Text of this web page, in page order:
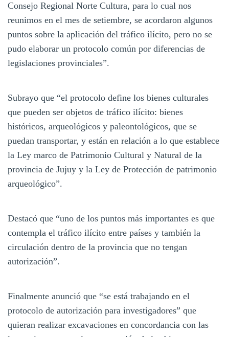
Consejo Regional Norte Cultura, para lo cual nos
reunimos en el mes de setiembre, se acordaron algunos
puntos sobre la aplicación del tráfico ilícito, pero no se
pudo elaborar un protocolo común por diferencias de
legislaciones provinciales”.
Subrayo que “el protocolo define los bienes culturales
que pueden ser objetos de tráfico ilícito: bienes
históricos, arqueológicos y paleontológicos, que se
puedan transportar, y están en relación a lo que establece
la Ley marco de Patrimonio Cultural y Natural de la
provincia de Jujuy y la Ley de Protección de patrimonio
arqueológico”.
Destacó que “uno de los puntos más importantes es que
contempla el tráfico ilícito entre países y también la
circulación dentro de la provincia que no tengan
autorización”.
Finalmente anunció que “se está trabajando en el
protocolo de autorización para investigadores” que
quieran realizar excavaciones en concordancia con las